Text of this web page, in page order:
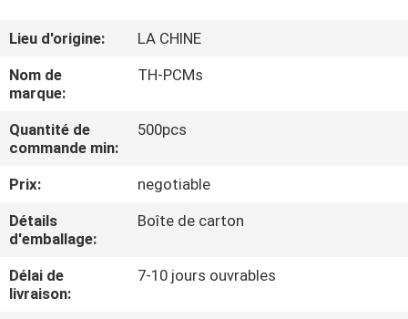
DE
NOUS
VISITE
D'USINE
CONTRÔLE
DE
QUALITÉ
Lieu d'origine:
LA CHINE
Nom de
marque:
TH-PCMs
Quantité de
commande min:
500pcs
Prix:
negotiable
Détails
d'emballage:
Boîte de carton
Délai de
livraison:
7-10 jours ouvrables